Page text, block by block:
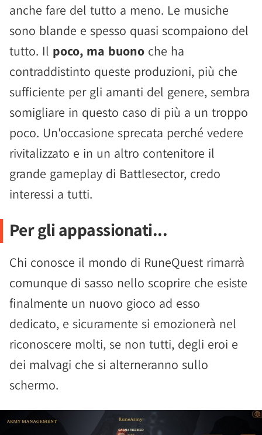
anche fare del tutto a meno. Le musiche
sono blande e spesso quasi scompaiono del
tutto. Il poco, ma buono che ha
contraddistinto queste produzioni, più che
sufficiente per gli amanti del genere, sembra
somigliare in questo caso di più a un troppo
poco. Un'occasione sprecata perché vedere
rivitalizzato e in un altro contenitore il
grande gameplay di Battlesector, credo
interessi a tutti.
Per gli appassionati...
Chi conosce il mondo di RuneQuest rimarrà
comunque di sasso nello scoprire che esiste
finalmente un nuovo gioco ad esso
dedicato, e sicuramente si emozionerà nel
riconoscere molti, se non tutti, degli eroi e
dei malvagi che si alterneranno sullo
schermo.